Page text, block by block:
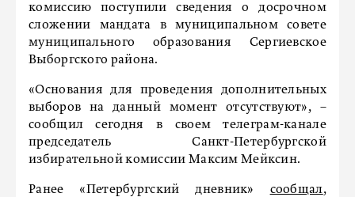
комиссию поступили сведения о досрочном
сложении мандата в муниципальном совете
муниципального образования Сергиевское
Выборгского района.
«Основания для проведения дополнительных
выборов на данный момент отсутствуют», –
сообщил сегодня в своем телеграм-канале
председатель Санкт-Петербургской
избирательной комиссии Максим Мейксин.
Ранее «Петербургский дневник» сообщал,